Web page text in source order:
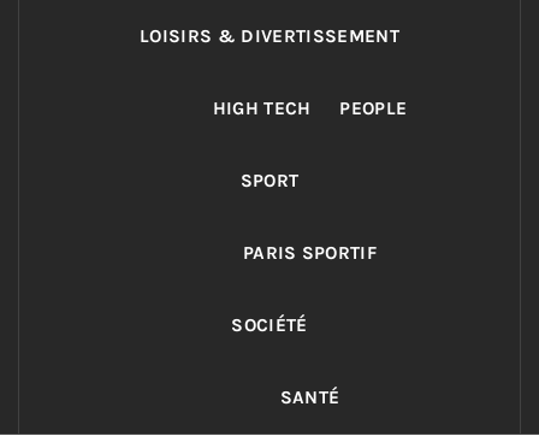
LOISIRS & DIVERTISSEMENT
HIGH TECH PEOPLE
SPORT
PARIS SPORTIF
SOCIÉTÉ
SANTÉ